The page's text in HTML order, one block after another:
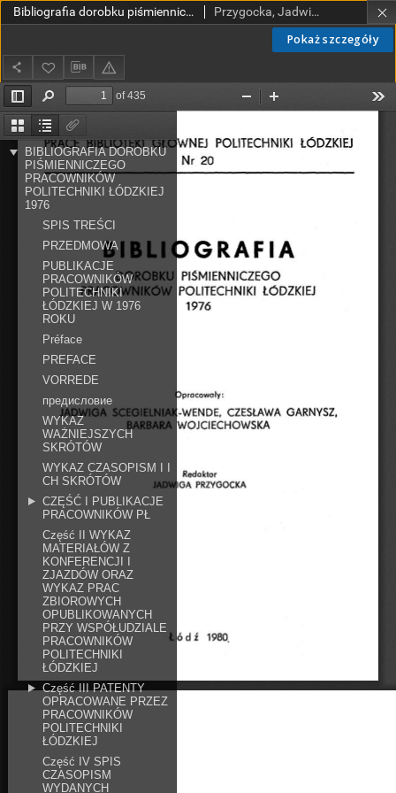
Pokaż szczegóły
Bibliografia dorobku piśmienniczego pracowników Politechniki Łódzkiej nr 20 1976 Przygocka, Jadwiga (red.); Scegielniak-Wende, Jadwiga (opr.); Garnysz, Czesława. Oprac.; Wojciechowska, Barbara (opr.)